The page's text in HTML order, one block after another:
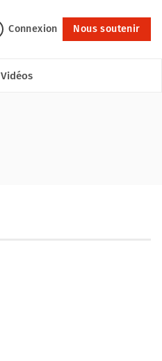
Connexion Nous soutenir
Vidéos